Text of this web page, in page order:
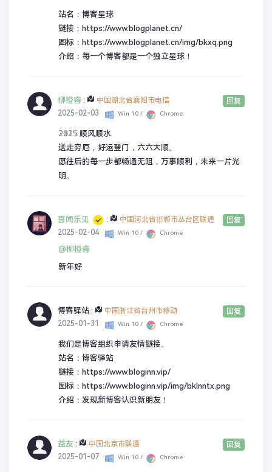
站名：博客星球
链接：https://www.blogplanet.cn/
图标：https://www.blogplanet.cn/img/bkxq.png
介绍：每一个博客都是一个独立星球！
柳橙睿 :
中国湖北省襄阳市电信
2025-02-03
Win 10 / Chrome
𝟚𝟘𝟚𝟝 顺风顺水
送走穷厄，好运登门，六六大顺。
愿往后的每一步都畅通无阻，万事顺利，未来一片光
明。
回复
喜闻乐见 :
中国河北省邯郸市丛台区联通
2025-02-04
Win 10 / Chrome
@柳橙睿
新年好
回复
博客驿站 :
中国浙江省台州市移动
2025-01-31
Win 10 / Chrome
我们是博客组织申请友情链接。
站名：博客驿站
链接：https://www.bloginn.vip/
图标：https://www.bloginn.vip/img/bklnntx.png
介绍：发现新博客认识新朋友！
回复
益友 :
中国北京市联通
2025-01-07
Win 10 / Chrome
回复